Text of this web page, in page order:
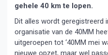
gehele 40 km te lopen.
Dit alles wordt geregistreerd
organisatie van de 40MM
uitgeroepen tot ‘40MM mei
nieuwe opzet, maar wel